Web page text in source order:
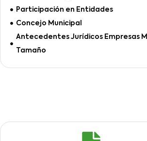
Participación en Entidades
Concejo Municipal
Antecedentes Jurídicos Empresas
Tamaño